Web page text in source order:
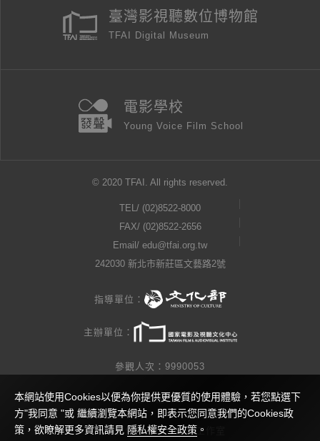
臺灣影視聽數位博物館
TFAI Digital Museum
電影學校
Young Voice Film School
© 2020 TFAI. All rights reserved.
TEL/ (02)8522-8000
FAX/ (02)8522-2656
Email/ edu@tfai.org.tw
242030 新北市新莊區文藝路2號
指導單位：
主辦單位：
參觀人次：9990053
隱私權公告
網站製作 / 瓜口瓜設計工作室
本網站使用Cookies以便為你提供更優質的使用體驗，若您點選下
方"我同意 "或 繼續瀏覽本網站，即表示您同意我們的Cookies政
策，欲瞭解更多資訊請見 隱私權安全政策 。